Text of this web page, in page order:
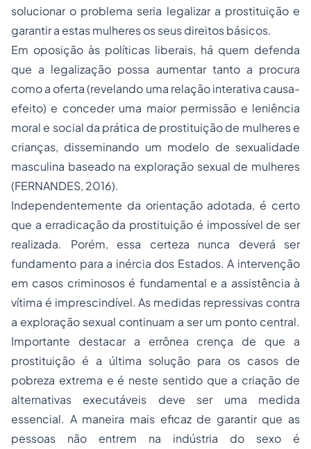
solucionar o problema seria legalizar a prostituição e
garantir a estas mulheres os seus direitos básicos.
Em oposição às políticas liberais, há quem defenda
que a legalização possa aumentar tanto a procura
como a oferta (revelando uma relação interativa causa-
efeito) e conceder uma maior permissão e leniência
moral e social da prática de prostituição de mulheres e
crianças, disseminando um modelo de sexualidade
masculina baseado na exploração sexual de mulheres
(FERNANDES, 2016).
Independentemente da orientação adotada, é certo
que a erradicação da prostituição é impossível de ser
realizada. Porém, essa certeza nunca deverá ser
fundamento para a inércia dos Estados. A intervenção
em casos criminosos é fundamental e a assistência à
vítima é imprescindível. As medidas repressivas contra
a exploração sexual continuam a ser um ponto central.
Importante destacar a errônea crença de que a
prostituição é a última solução para os casos de
pobreza extrema e é neste sentido que a criação de
alternativas executáveis deve ser uma medida
essencial. A maneira mais eficaz de garantir que as
pessoas não entrem na indústria do sexo é